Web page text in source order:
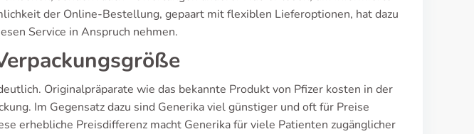
der Online-Bestellung, gepaart mit flexiblen Lieferoptionen, hat dazu
Service in Anspruch nehmen.
Originalpräparate wie das bekannte Produkt von Pfizer kosten in der
Im Gegensatz dazu sind Generika viel günstiger und oft für Preise
erhebliche Preisdifferenz macht Generika für viele Patienten zugänglicher